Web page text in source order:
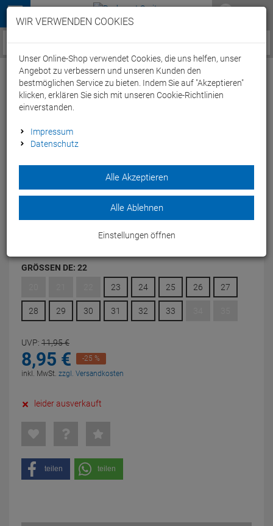
Menü
Service / Hilfe
blau/orange
Der BBeco Surf- und Badeschuhe kids aus Neopren ist ideal
für Wassersport für Kinder.
GRÖSSEN DE: 22
23 24 25 26 27
28 29 30 31 32 33
UVP: 11,95€
8,95 €
-25 %
inkl. MwSt. zzgl. Versandkosten
leider ausverkauft
teilen teilen
WIR VERWENDEN COOKIES
Unser Online-Shop verwendet Cookies, die uns helfen, unser
Angebot zu verbessern und unseren Kunden den
bestmöglichen Service zu bieten. Indem Sie auf "Akzeptieren"
klicken, erklären Sie sich mit unseren Cookie-Richtlinien
einverstanden.
Impressum
Datenschutz
Alle Akzeptieren
Alle Ablehnen
Einstellungen öffnen